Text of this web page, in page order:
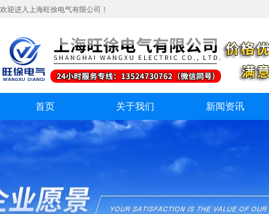
欢迎进入上海旺徐电气有限公司！
首页 关于我们 新闻资讯